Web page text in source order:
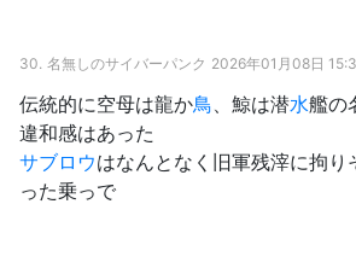
30. 名無しのサイバーパンク 2026年01月08日
伝統的に空母は龍か鳥 、鯨は潜水艦の
違和感はあった
サブロウはなんとなく旧軍残滓に拘り
った乗っで